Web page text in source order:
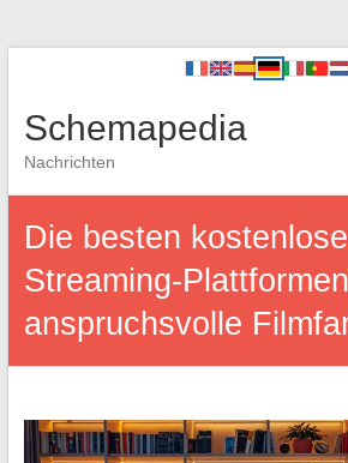
Schemapedia
Nachrichten
Die besten
Streaming-
anspruchsvolle